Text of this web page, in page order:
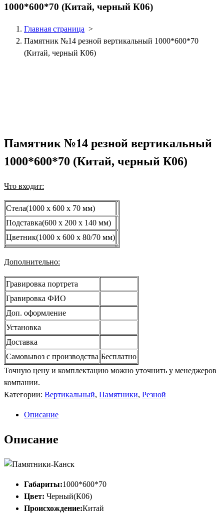
1000*600*70 (Китай, черный К06)
Главная страница >
Памятник №14 резной вертикальный 1000*600*70
(Китай, черный К06)
Памятник №14 резной вертикальный
1000*600*70 (Китай, черный К06)
Что входит:
Стела(1000 x 600 x 70 мм)
Подставка(600 x 200 x 140 мм)
Цветник(1000 x 600 x 80/70 мм)
Дополнительно:
Гравировка портрета
Гравировка ФИО
Доп. оформление
Установка
Доставка
Самовывоз с производства Бесплатно
Точную цену и комплектацию можно уточнить у менеджеров
компании.
Категории: Вертикальный, Памятники, Резной
Описание
Описание
Габариты:1000*600*70
Цвет: Черный(К06)
Происхождение:Китай